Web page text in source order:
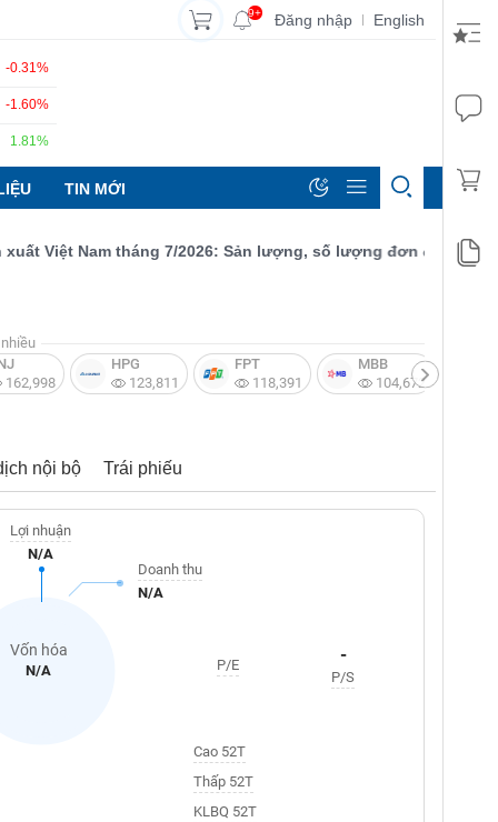
9+ Đăng nhập | English
-0.31%
-1.60%
1.81%
TIN MỚI
Việt Nam tháng 7/2026: Sản lượng, số lượng đơn đặt hàng mới
162,998
HPG
123,811
FPT
118,391
MBB
104,672
nội bộ Trái phiếu
Vốn hóa
N/A
Lợi nhuận
N/A
Doanh thu
N/A
P/E -
P/S
Cao 52T
Thấp 52T
KLBQ 52T